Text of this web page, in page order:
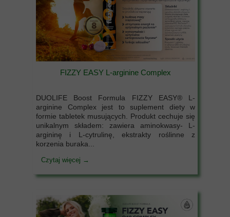
FIZZY EASY L-arginine Complex
DUOLIFE Boost Formula FIZZY EASY® L-
arginine Complex jest to suplement diety w
formie tabletek musujących. Produkt cechuje się
unikalnym składem: zawiera aminokwasy- L-
argininę i L-cytrulinę, ekstrakty roślinne z
korzenia buraka...
Czytaj więcej →